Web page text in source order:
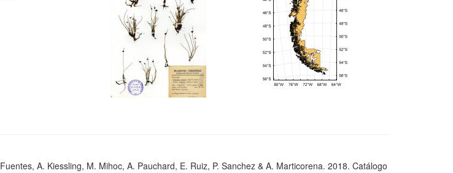
A. Kiessling, M. Mihoc, A. Pauchard, E. Ruiz, P. Sanchez & A. Marticorena. 2018. Catálogo